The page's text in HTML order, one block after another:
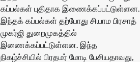
கப்பல்கள் புதிதாக இணைக்கப்பட்டுள்ளன.
இந்தக் கப்பல்கள் தற்போது சியாம பிரசாத்
முகர்ஜி துறைமுகத்தில்
இணைக்கப்பட்டுள்ளன. இந்த
நிகழ்ச்சியில் பிரதமர் மோடி பேசியதாவது,